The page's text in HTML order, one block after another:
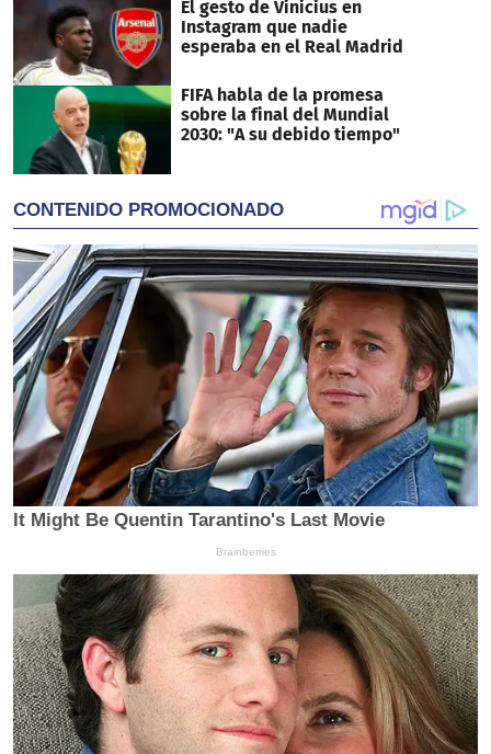
El gesto de Vinicius en
Instagram que nadie
esperaba en el Real Madrid
FIFA habla de la promesa
sobre la final del Mundial
2030: "A su debido tiempo"